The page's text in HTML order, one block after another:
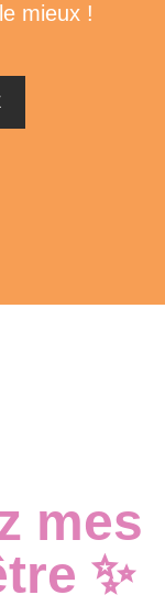
mieux !
mes
✨